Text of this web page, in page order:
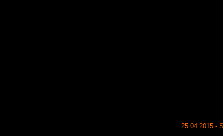
25.04.2015 -